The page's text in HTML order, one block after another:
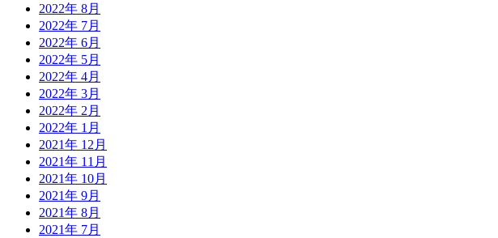
2022年 8月
2022年 7月
2022年 6月
2022年 5月
2022年 4月
2022年 3月
2022年 2月
2022年 1月
2021年 12月
2021年 11月
2021年 10月
2021年 9月
2021年 8月
2021年 7月